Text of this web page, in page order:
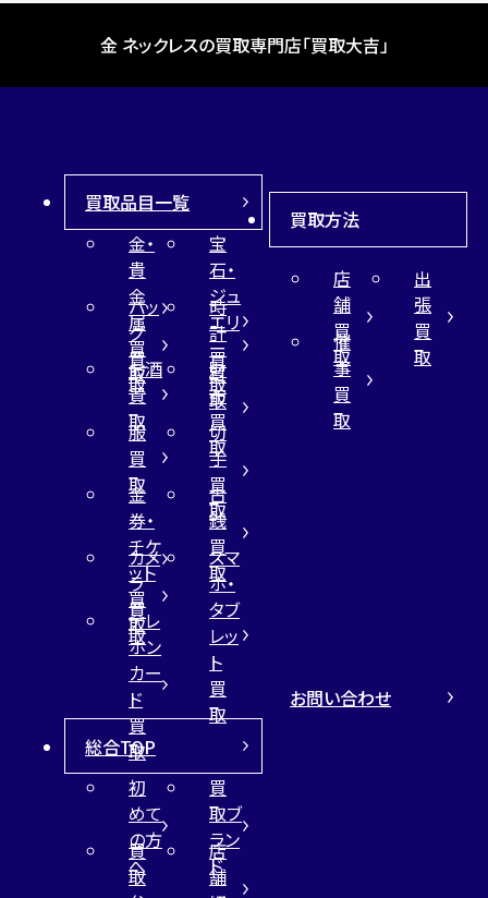
金 ネックレスの買取専門店「買取大吉」
買取品目一覧
金・
貴
金
属
買
取
宝
石・
ジュ
エリ
ー
買
取
バッ
グ
買
取
時
計
買
取
お酒
買
取
財
布
買
取
服
買
取
切
手
買
取
金
券・
チケ
ット
買
取
古
銭
買
取
カメ
ラ
買
取
スマ
ホ・
タブ
レッ
ト
買
取
テレ
ホン
カー
ド
買
取
買取方法
店
舗
買
取
出
張
買
取
催
事
買
取
総合TOP
初
めて
の方
へ
買
取ブ
ラン
ド
買
取
店
舗
お問い合わせ